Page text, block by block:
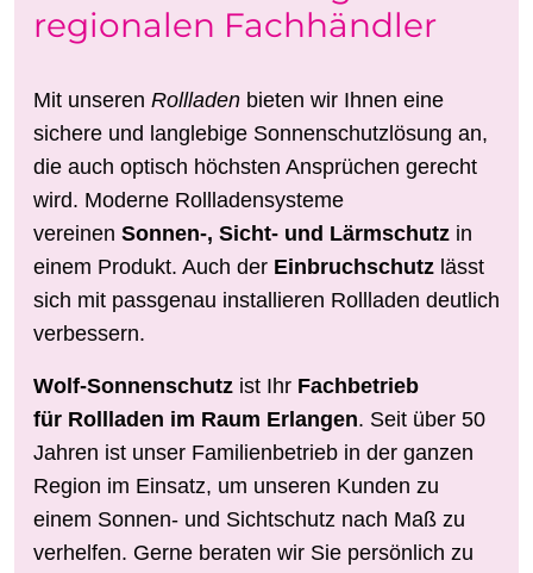
regionalen Fachhändler
Mit unseren Rollladen bieten wir Ihnen eine
sichere und langlebige Sonnenschutzlösung an,
die auch optisch höchsten Ansprüchen gerecht
wird. Moderne Rollladensysteme
vereinen Sonnen-, Sicht- und Lärmschutz in
einem Produkt. Auch der Einbruchschutz lässt
sich mit passgenau installieren Rollladen deutlich
verbessern.
Wolf-Sonnenschutz ist Ihr Fachbetrieb
für Rollladen im Raum Erlangen. Seit über 50
Jahren ist unser Familienbetrieb in der ganzen
Region im Einsatz, um unseren Kunden zu
einem Sonnen- und Sichtschutz nach Maß zu
verhelfen. Gerne beraten wir Sie persönlich zu